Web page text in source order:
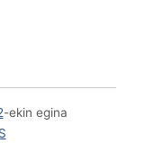
-ekin egina